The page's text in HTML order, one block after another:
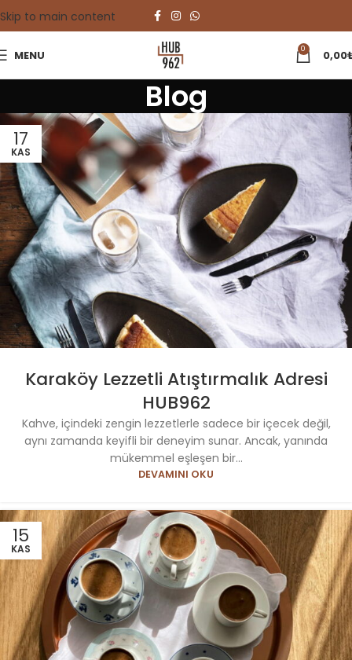
Skip to main content
MENU 0 0,00
Blog
17
KAS
Karaköy Lezzetli Atıştırmalık Adresi
HUB962
Kahve, içindeki zengin lezzetlerle sadece bir içecek değil,
aynı zamanda keyifli bir deneyim sunar. Ancak, yanında
mükemmel eşleşen bir...
DEVAMINI OKU
15
KAS